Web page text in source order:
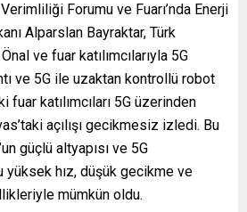
Forumu ve Fuarı’nda Enerji
Alparslan Bayraktar, Türk
ve fuar katılımcılarıyla 5G
ve 5G ile uzaktan kontrollü robot
fuar katılımcıları 5G üzerinden
açılışı gecikmesiz izledi. Bu
güçlü altyapısı ve 5G
hız, düşük gecikme ve
mümkün oldu.